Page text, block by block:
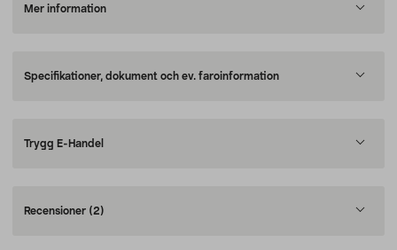
Mer information
Specifikationer, dokument och ev. faroinformation
Trygg E-Handel
Recensioner (2)